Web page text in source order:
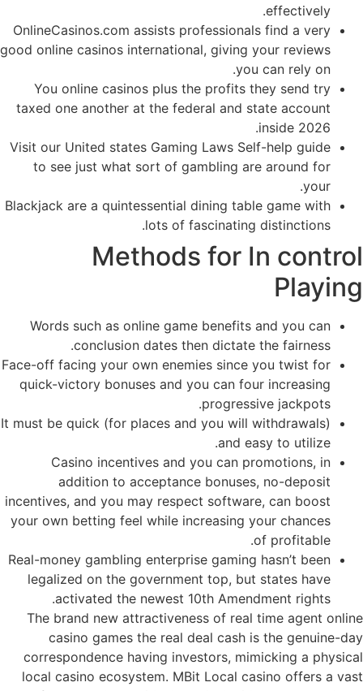
effectively.
OnlineCasinos.com assists professionals find a very
good online casinos international, giving your reviews
you can rely on.
You online casinos plus the profits they send try
taxed one another at the federal and state account
inside 2026.
Visit our United states Gaming Laws Self-help guide
to see just what sort of gambling are around for
your.
Blackjack are a quintessential dining table game with
lots of fascinating distinctions.
Methods for In control
Playing
Words such as online game benefits and you can
conclusion dates then dictate the fairness.
Face-off facing your own enemies since you twist for
quick-victory bonuses and you can four increasing
progressive jackpots.
It must be quick (for places and you will withdrawals)
and easy to utilize.
Casino incentives and you can promotions, in
addition to acceptance bonuses, no-deposit
incentives, and you may respect software, can boost
your own betting feel while increasing your chances
of profitable.
Real-money gambling enterprise gaming hasn’t been
legalized on the government top, but states have
activated the newest 10th Amendment rights.
The brand new attractiveness of real time agent online
casino games the real deal cash is the genuine-day
correspondence having investors, mimicking a physical
local casino ecosystem. MBit Local casino offers a vast